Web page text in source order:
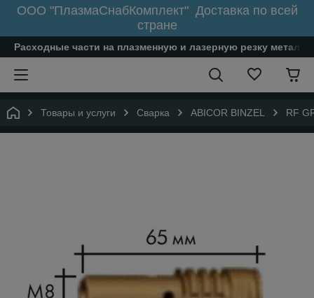
ООО "ПлазмаСнабКомплект" Доставка по всей
стране
Расходные части на плазменную и лазерную резку
Товары и услуги Сварка ABICOR BINZEL RF